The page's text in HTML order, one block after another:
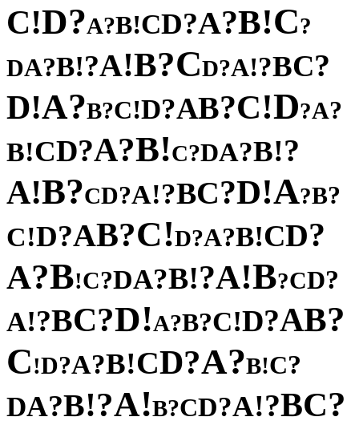
C!D?A?B!CD?A?B!C?
DA?B!?A!B?CD?A!?BC?
D!A?B?C!D?AB?C!D?A?
B!CD?A?B!C?DA?B!?
A!B?CD?A!?BC?D!A?B?
C!D?AB?C!D?A?B!CD?
A?B!C?DA?B!?A!B?CD?
A!?BC?D!A?B?C!D?AB?
C!D?A?B!CD?A?B!C?
DA?B!?A!B?CD?A!?BC?